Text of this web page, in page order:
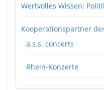
Wertvolles Wissen:
Kooperationspartner
a.s.s. concerts
Rhein-Konzerte